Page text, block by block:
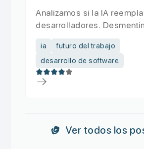
Analizamos si la IA
desarrolladores.
ia
futuro del trabajo
desarrollo de software
Ver todos los